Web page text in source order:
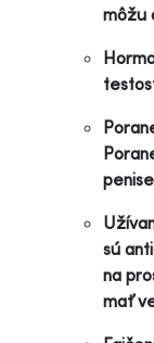
môžu
sú
na
mať